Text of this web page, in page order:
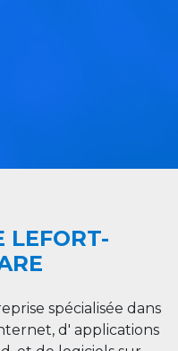
LEFORT-
spécialisée dans
d' applications